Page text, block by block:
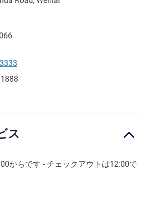
ス
からです - チェックアウトは12:00で